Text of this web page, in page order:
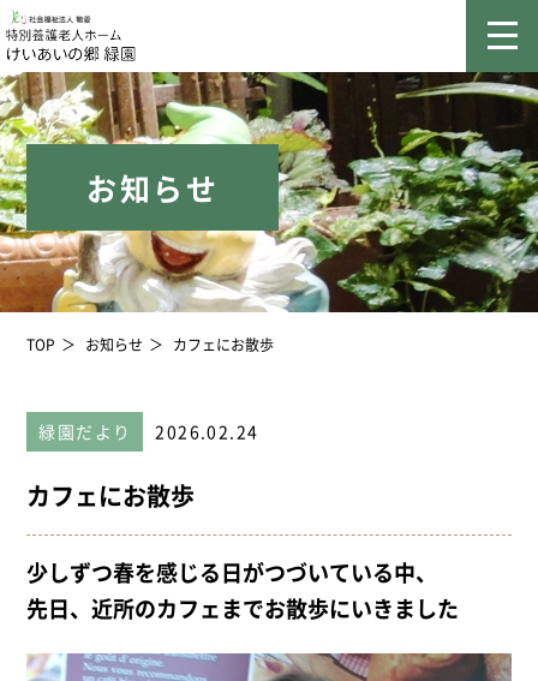
お知らせ
TOP お知らせ カフェにお散歩
緑園だより 2026.02.24
カフェにお散歩
少しずつ春を感じる日がつづいている中、
先日、近所のカフェまでお散歩にいきました